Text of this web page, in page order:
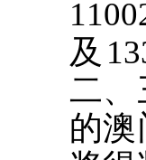
及
二、
的